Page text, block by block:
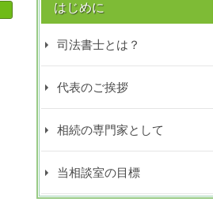
はじめに
司法書士とは？
代表のご挨拶
相続の専門家として
当相談室の目標